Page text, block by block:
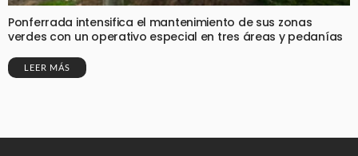
Ponferrada intensifica el mantenimiento de sus zonas
verdes con un operativo especial en tres áreas y pedanías
LEER MÁS